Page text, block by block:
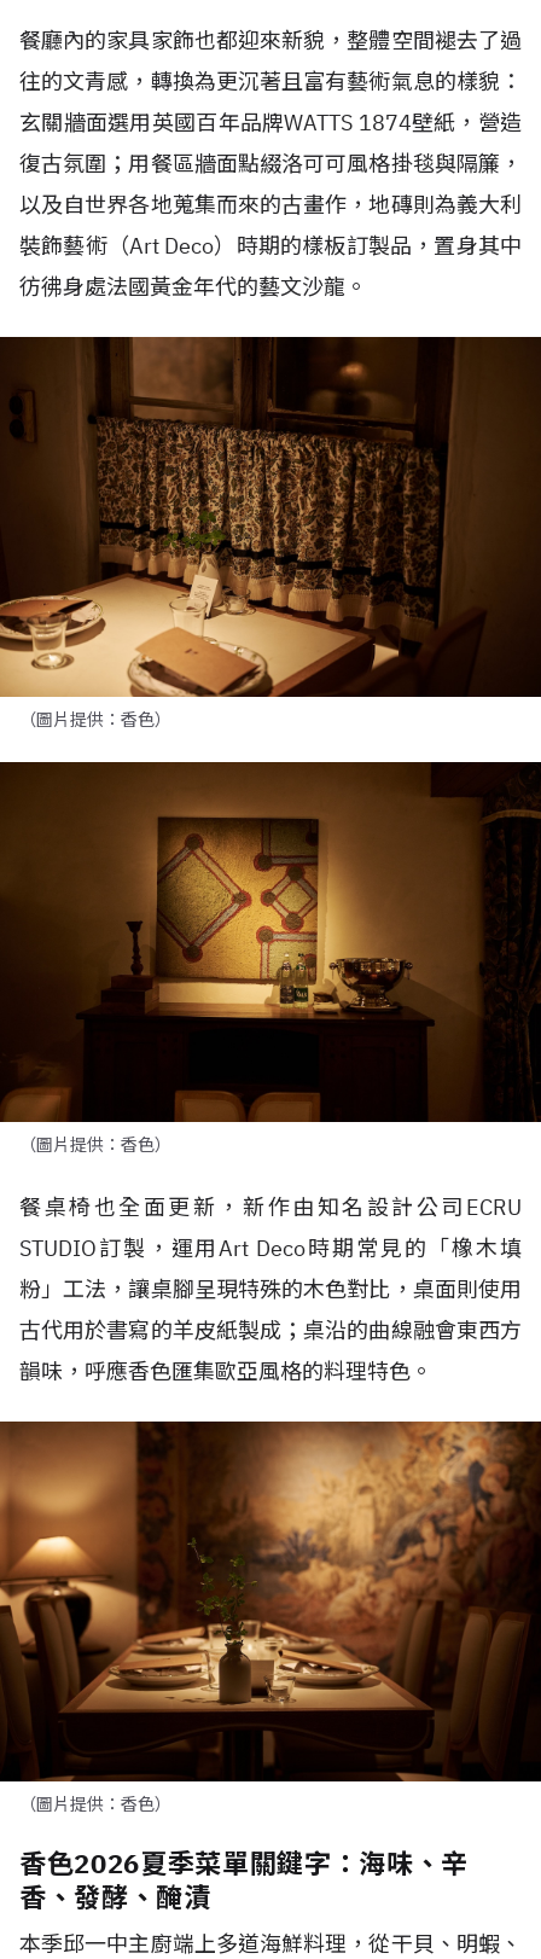
餐廳內的家具家飾也都迎來新貌，整體空間褪去了過
往的文青感，轉換為更沉著且富有藝術氣息的樣貌：
玄關牆面選用英國百年品牌WATTS 1874壁紙，營造
復古氛圍；用餐區牆面點綴洛可可風格掛毯與隔簾，
以及自世界各地蒐集而來的古畫作，地磚則為義大利
裝飾藝術（Art Deco）時期的樣板訂製品， 置身其中
彷彿身處法國黃金年代的藝文沙龍。
（圖片提供：香色）
（圖片提供：香色）
餐桌椅也全面更新，新作由知名設計公司 ECRU
STUDIO訂製，運用 Art Deco時期常見的「橡木填
粉」工法，讓桌腳呈現特殊的木色對比，桌面則使用
古代用於書寫的羊皮紙製成；桌沿的曲線融會東西方
韻味，呼應香色匯集歐亞風格的料理特色。
（圖片提供：香色）
香色2026夏季菜單關鍵字：海味、辛
香、發酵、醃漬
本季邱一中主廚端上多道海鮮料理，從干貝、明蝦、